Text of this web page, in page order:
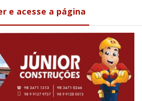
e acesse a página